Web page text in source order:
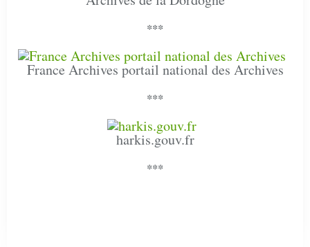
***
France Archives portail national des Archives
***
harkis.gouv.fr
***